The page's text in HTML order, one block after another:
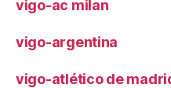
vigo-ac milan
vigo-argentina
vigo-atlético de